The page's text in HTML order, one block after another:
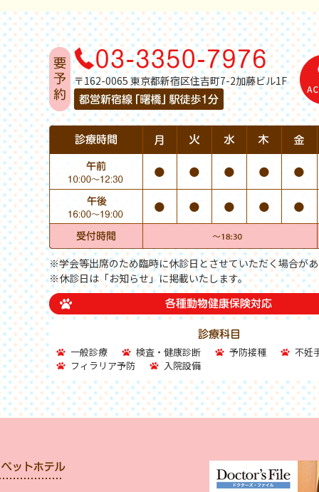
〒162-0065 東京都新宿区住吉町7-2加藤ビル1F
※学会等出席のため臨時に休診日とさせていただく場合が
※休診日は「お知らせ」に掲載いたします。
一般診療 検査・健康診断 予防接種
不妊
フィラリア予防
入院設備